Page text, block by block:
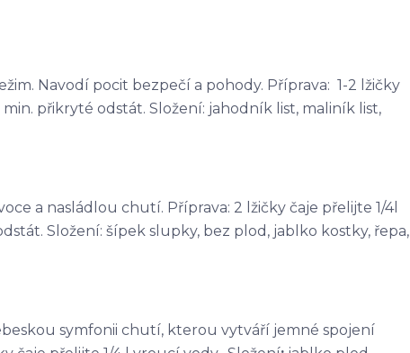
Navodí pocit bezpečí a pohody. Příprava: 1-2 lžičky
přikryté odstát. Složení: jahodník list, maliník list,
a nasládlou chutí. Příprava: 2 lžičky čaje přelijte 1/4l
Složení: šípek slupky, bez plod, jablko kostky, řepa,
symfonii chutí, kterou vytváří jemné spojení